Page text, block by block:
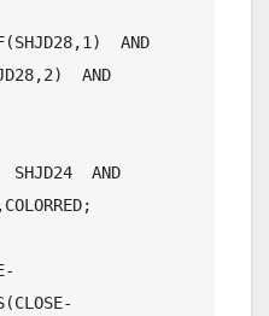
AND
AND
SHJD24  AND